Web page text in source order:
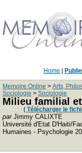
Home
Memoire Online > Arts,
Sociologie > Sociologie
Milieu familial
( Télécharger le
parJimmy CALIXTE
Université d'Etat D'Haiti/
Humaines - Psychologie